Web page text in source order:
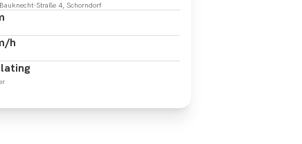
Straße 4, Schorndorf
h